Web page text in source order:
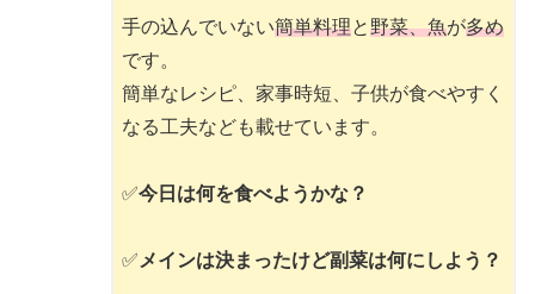
手の込んでいない簡単料理と野菜、魚が多め
です。
簡単なレシピ、家事時短、子供が食べやすく
なる工夫なども載せています。
✅今日は何を食べようかな？
✅ メインは決まったけど副菜は何にしよう？